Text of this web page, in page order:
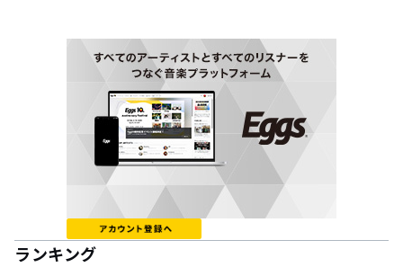
ランキング